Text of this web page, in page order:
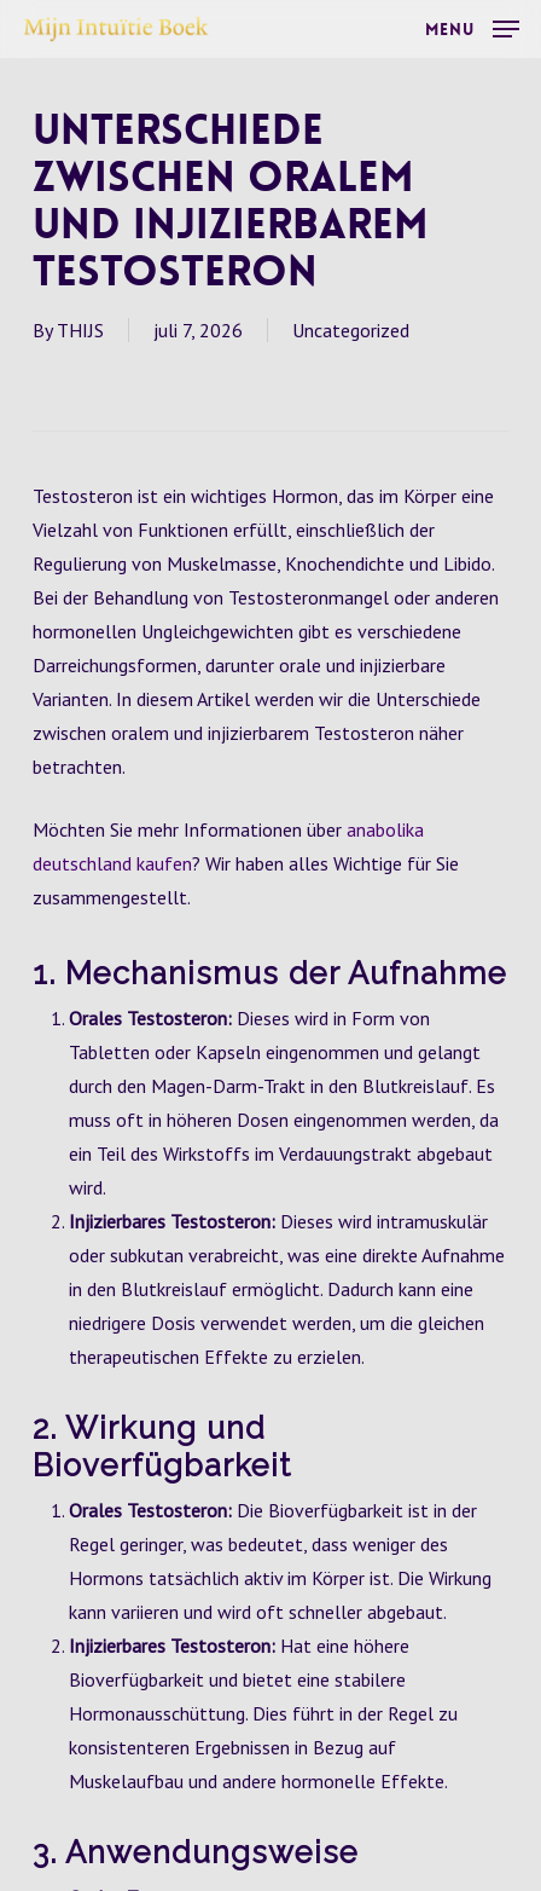
Skip
content
Menu
Unterschiede
zwischen oralem
und injizierbarem
Testosteron
By THIJS juli 7, 2026 Uncategorized
Testosteron ist ein wichtiges Hormon, das im Körper eine
Vielzahl von Funktionen erfüllt, einschließlich der
Regulierung von Muskelmasse, Knochendichte und Libido.
Bei der Behandlung von Testosteronmangel oder anderen
hormonellen Ungleichgewichten gibt es verschiedene
Darreichungsformen, darunter orale und injizierbare
Varianten. In diesem Artikel werden wir die Unterschiede
zwischen oralem und injizierbarem Testosteron näher
betrachten.
Möchten Sie mehr Informationen über anabolika
deutschland kaufen? Wir haben alles Wichtige für Sie
zusammengestellt.
1. Mechanismus der Aufnahme
Orales Testosteron:Dieses wird in Form von
Tabletten oder Kapseln eingenommen und gelangt
durch den Magen-Darm-Trakt in den Blutkreislauf. Es
muss oft in höheren Dosen eingenommen werden, da
ein Teil des Wirkstoffs im Verdauungstrakt abgebaut
wird.
Injizierbares Testosteron:Dieses wird intramuskulär
oder subkutan verabreicht, was eine direkte Aufnahme
in den Blutkreislauf ermöglicht. Dadurch kann eine
niedrigere Dosis verwendet werden, um die gleichen
therapeutischen Effekte zu erzielen.
2. Wirkung und
Bioverfügbarkeit
Orales Testosteron:Die Bioverfügbarkeit ist in der
Regel geringer, was bedeutet, dass weniger des
Hormons tatsächlich aktiv im Körper ist. Die Wirkung
kann variieren und wird oft schneller abgebaut.
Injizierbares Testosteron:Hat eine höhere
Bioverfügbarkeit und bietet eine stabilere
Hormonausschüttung. Dies führt in der Regel zu
konsistenteren Ergebnissen in Bezug auf
Muskelaufbau und andere hormonelle Effekte.
3. Anwendungsweise